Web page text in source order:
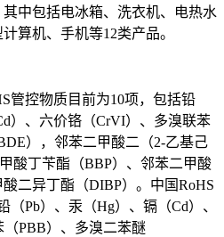
中包括电冰箱、洗衣机、电热水
算机、手机等12类产品。
管控物质目前为10项，包括铅
）、六价铬（CrVI）、多溴联苯
），邻苯二甲酸二（2-乙基己
酸丁苄酯（BBP）、邻苯二甲酸
二异丁酯（DIBP）。中国RoHS
Pb）、汞（Hg）、镉（Cd）、
PBB）、多溴二苯醚